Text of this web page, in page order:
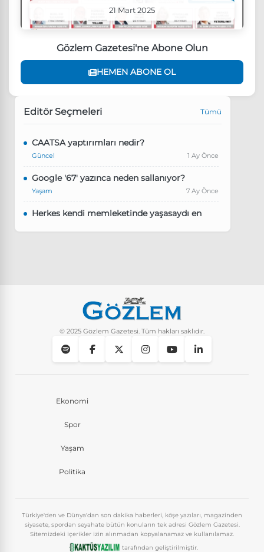
21 Mart 2025
Gözlem Gazetesi'ne Abone Olun
HEMEN ABONE OL
Editör Seçmeleri Tümü
CAATSA yaptırımları nedir?
Güncel 1 Ay Önce
Google '67' yazınca neden sallanıyor?
Yaşam 7 Ay Önce
Herkes kendi memleketinde yaşasaydı en
Instagram’da keşfet nasıl temizlenir?
© 2025 Gözlem Gazetesi. Tüm hakları saklıdır.
Ekonomi
Spor
Yaşam
Politika
Türkiye'den ve Dünya'dan son dakika haberleri, köşe yazıları, magazinden
siyasete, spordan seyahate bütün konuların tek adresi Gözlem Gazetesi.
Sitemizdeki içerikler izin alınmadan kopyalanamaz ve kullanılamaz.
tarafından geliştirilmiştir.